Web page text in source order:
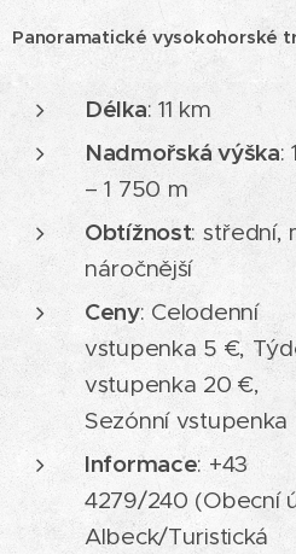
Panoramatické vysokohorské
Délka: 11 km
Nadmořská výška:
– 1 750 m
Obtížnost: střední,
náročnější
Ceny: Celodenní
vstupenka 5 €,
vstupenka 20 €,
Sezónní
Informace: +43
4279/240 (Obecní
Albeck/Turistická